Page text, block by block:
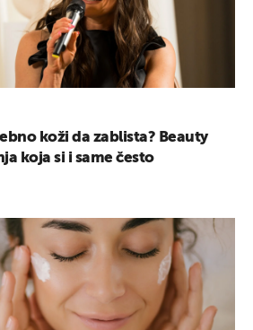
koži da zablista? Beauty
koja si i same često